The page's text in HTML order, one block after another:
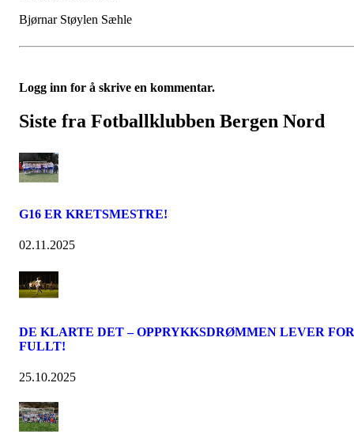
Bjørnar Støylen Sæhle
Logg inn for å skrive en kommentar.
Siste fra Fotballklubben Bergen Nord
G16 ER KRETSMESTRE!
02.11.2025
DE KLARTE DET – OPPRYKKSDRØMMEN LEVER FOR
FULLT!
25.10.2025